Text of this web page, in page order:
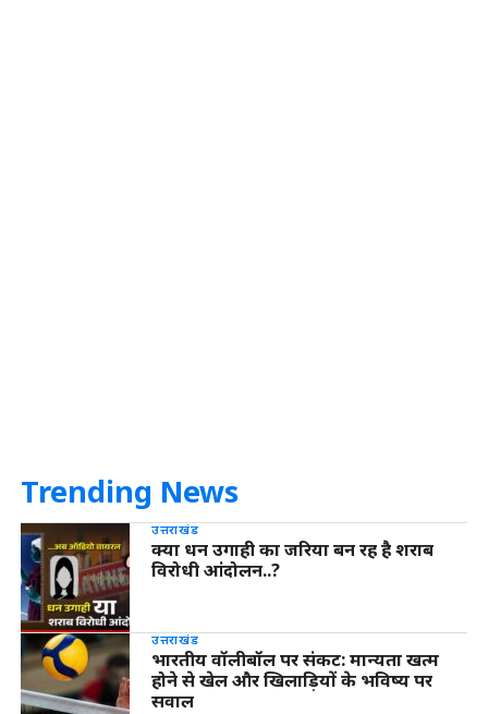
Trending News
उत्तराखंड
क्या धन उगाही का जरिया बन रह है शराब
विरोधी आंदोलन..?
उत्तराखंड
भारतीय वॉलीबॉल पर संकट: मान्यता खत्म
होने से खेल और खिलाड़ियों के भविष्य पर
सवाल